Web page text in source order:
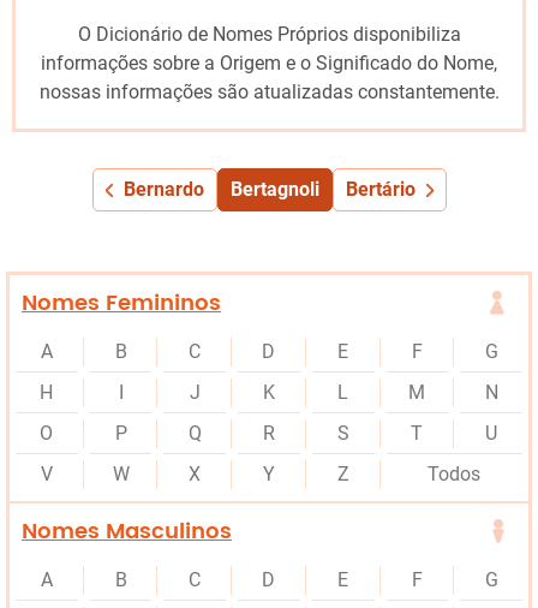
O Dicionário de Nomes Próprios disponibiliza
informações sobre a Origem e o Significado do Nome,
nossas informações são atualizadas constantemente.
Bernardo Bertagnoli Bertário
Nomes Femininos
A B C D E F
G
H
J K L M
N
O
P Q R S T
U
V
W X Y Z Todos
Nomes Masculinos
A B C D E F
G